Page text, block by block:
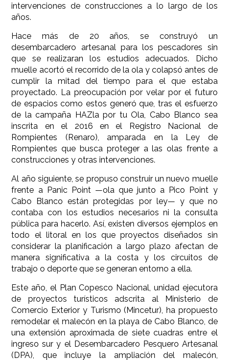
intervenciones de construcciones a lo largo de los
años.
Hace más de 20 años, se construyó un
desembarcadero artesanal para los pescadores sin
que se realizaran los estudios adecuados. Dicho
muelle acortó el recorrido de la ola y colapsó antes de
cumplir la mitad del tiempo para el que estaba
proyectado. La preocupación por velar por el futuro
de espacios como estos generó que, tras el esfuerzo
de la campaña HAZla por tu Ola, Cabo Blanco sea
inscrita en el 2016 en el Registro Nacional de
Rompientes (Renaro), amparada en la Ley de
Rompientes que busca proteger a las olas frente a
construcciones y otras intervenciones.
Al año siguiente, se propuso construir un nuevo muelle
frente a Panic Point —ola que junto a Pico Point y
Cabo Blanco están protegidas por ley— y que no
contaba con los estudios necesarios ni la consulta
pública para hacerlo. Así, existen diversos ejemplos en
todo el litoral en los que proyectos diseñados sin
considerar la planificación a largo plazo afectan de
manera significativa a la costa y los circuitos de
trabajo o deporte que se generan entorno a ella.
Este año, el Plan Copesco Nacional, unidad ejecutora
de proyectos turísticos adscrita al Ministerio de
Comercio Exterior y Turismo (Mincetur), ha propuesto
remodelar el malecón en la playa de Cabo Blanco, de
una extensión aproximada de siete cuadras entre el
ingreso sur y el Desembarcadero Pesquero Artesanal
(DPA), que incluye la ampliación del malecón,